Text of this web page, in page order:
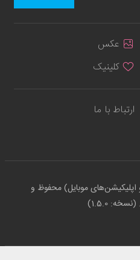
عکس
کلینیک
ارتباط با ما
موبایل) محفوظ و
1.5.0)